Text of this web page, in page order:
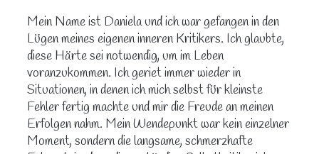
Mein Name ist Daniela und ich war gefangen in den
Lügen meines eigenen inneren Kritikers. Ich glaubte,
diese Härte sei notwendig, um im Leben
voranzukommen. Ich geriet immer wieder in
Situationen, in denen ich mich selbst für kleinste
Fehler fertig machte und mir die Freude an meinen
Erfolgen nahm. Mein Wendepunkt war kein einzelner
Moment, sondern die langsame, schmerzhafte